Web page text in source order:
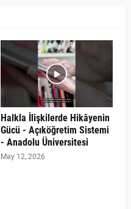
Halkla İlişkilerde Hikâyenin
Gücü - Açıköğretim Sistemi
- Anadolu Üniversitesi
May 12, 2026